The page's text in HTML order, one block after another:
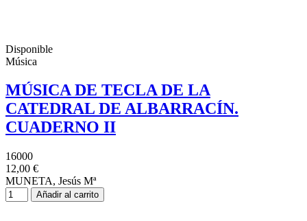
Disponible
Música
MÚSICA DE TECLA DE LA
CATEDRAL DE ALBARRACÍN.
CUADERNO II
16000
12,00 €
MUNETA, Jesús Mª
Añadir al carrito